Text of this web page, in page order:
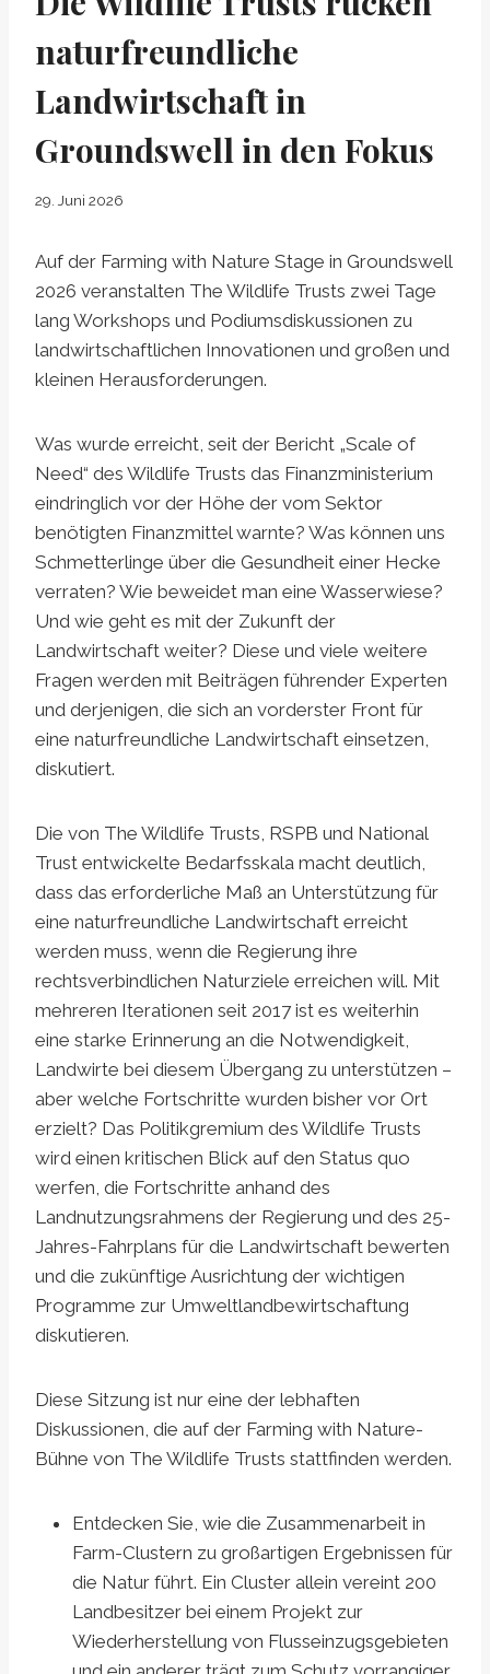
naturfreundliche
Landwirtschaft in
Groundswell in den Fokus
29. Juni 2026
Auf der Farming with Nature Stage in Groundswell
2026 veranstalten The Wildlife Trusts zwei Tage
lang Workshops und Podiumsdiskussionen zu
landwirtschaftlichen Innovationen und großen und
kleinen Herausforderungen.
Was wurde erreicht, seit der Bericht „Scale of
Need“ des Wildlife Trusts das Finanzministerium
eindringlich vor der Höhe der vom Sektor
benötigten Finanzmittel warnte? Was können uns
Schmetterlinge über die Gesundheit einer Hecke
verraten? Wie beweidet man eine Wasserwiese?
Und wie geht es mit der Zukunft der
Landwirtschaft weiter? Diese und viele weitere
Fragen werden mit Beiträgen führender Experten
und derjenigen, die sich an vorderster Front für
eine naturfreundliche Landwirtschaft einsetzen,
diskutiert.
Die von The Wildlife Trusts, RSPB und National
Trust entwickelte Bedarfsskala macht deutlich,
dass das erforderliche Maß an Unterstützung für
eine naturfreundliche Landwirtschaft erreicht
werden muss, wenn die Regierung ihre
rechtsverbindlichen Naturziele erreichen will. Mit
mehreren Iterationen seit 2017 ist es weiterhin
eine starke Erinnerung an die Notwendigkeit,
Landwirte bei diesem Übergang zu unterstützen –
aber welche Fortschritte wurden bisher vor Ort
erzielt? Das Politikgremium des Wildlife Trusts
wird einen kritischen Blick auf den Status quo
werfen, die Fortschritte anhand des
Landnutzungsrahmens der Regierung und des 25-
Jahres-Fahrplans für die Landwirtschaft bewerten
und die zukünftige Ausrichtung der wichtigen
Programme zur Umweltlandbewirtschaftung
diskutieren.
Diese Sitzung ist nur eine der lebhaften
Diskussionen, die auf der Farming with Nature-
Bühne von The Wildlife Trusts stattfinden werden.
Entdecken Sie, wie die Zusammenarbeit in
Farm-Clustern zu großartigen Ergebnissen für
die Natur führt. Ein Cluster allein vereint 200
Landbesitzer bei einem Projekt zur
Wiederherstellung von Flusseinzugsgebieten